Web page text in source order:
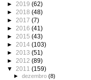
► 2019 (62)
► 2018 (48)
► 2017 (7)
► 2016 (41)
► 2015 (43)
► 2014 (103)
► 2013 (51)
► 2012 (89)
▼ 2011 (159)
►dezembro(8)